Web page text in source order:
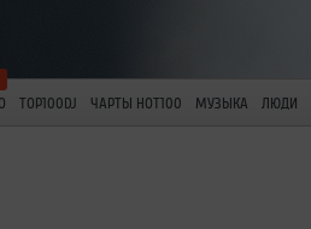
TOP100DJ ЧАРТЫ HOT100 МУЗЫКА ЛЮДИ